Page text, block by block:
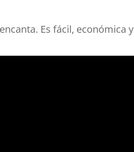
Es fácil, económica y